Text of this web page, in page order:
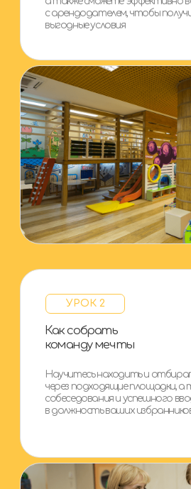
Персональна я встреча
Вас ждет индивидуальная онлайн-экскурсия,
консультация от специалиста Академии
и расчет финансового плана с учетом грантов
и государственной поддержки в вашем регионе.
Так же получите индивидуальный план развития
с учетом особенностей, вашего города,
ресурсов и ваших целей
А после прохождения...
У вас есть четкий план
нужно делать, чтобы центр
с первого дня приносил
прибыль